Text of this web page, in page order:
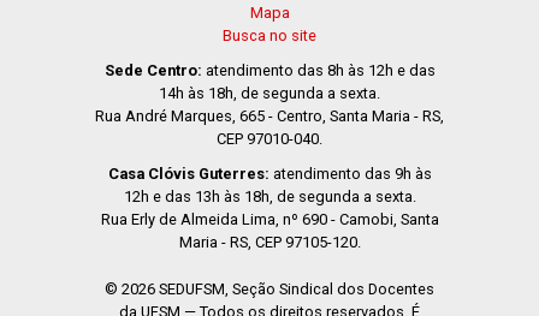
Mapa
Busca no site
Sede Centro: atendimento das 8h às 12h e das
14h às 18h, de segunda a sexta.
Rua André Marques, 665 - Centro, Santa Maria - RS,
CEP 97010-040.
Casa Clóvis Guterres: atendimento das 9h às
12h e das 13h às 18h, de segunda a sexta.
Rua Erly de Almeida Lima, nº 690 - Camobi, Santa
Maria - RS, CEP 97105-120.
© 2026 SEDUFSM, Seção Sindical dos Docentes
da UFSM — Todos os direitos reservados. É